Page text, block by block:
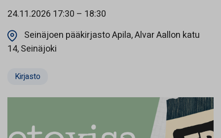
24.11.2026 17:30 – 18:30
Seinäjoen pääkirjasto Apila, Alvar Aallon katu
14, Seinäjoki
Kirjasto